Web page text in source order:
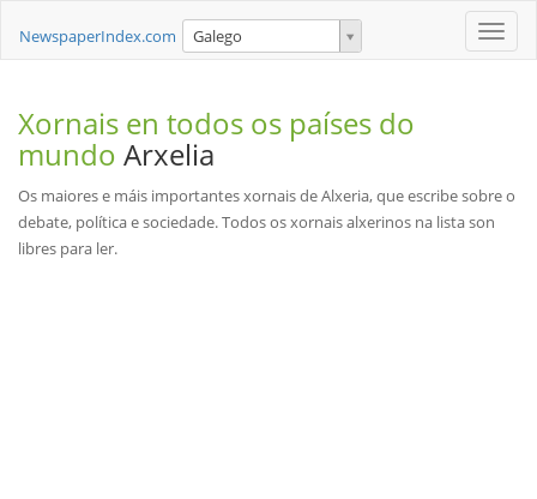
Toggle
NewspaperIndex.com Galego
Xornais en todos os países do
mundo Arxelia
Os maiores e máis importantes xornais de Alxeria, que escribe sobre o
debate, política e sociedade. Todos os xornais alxerinos na lista son
libres para ler.